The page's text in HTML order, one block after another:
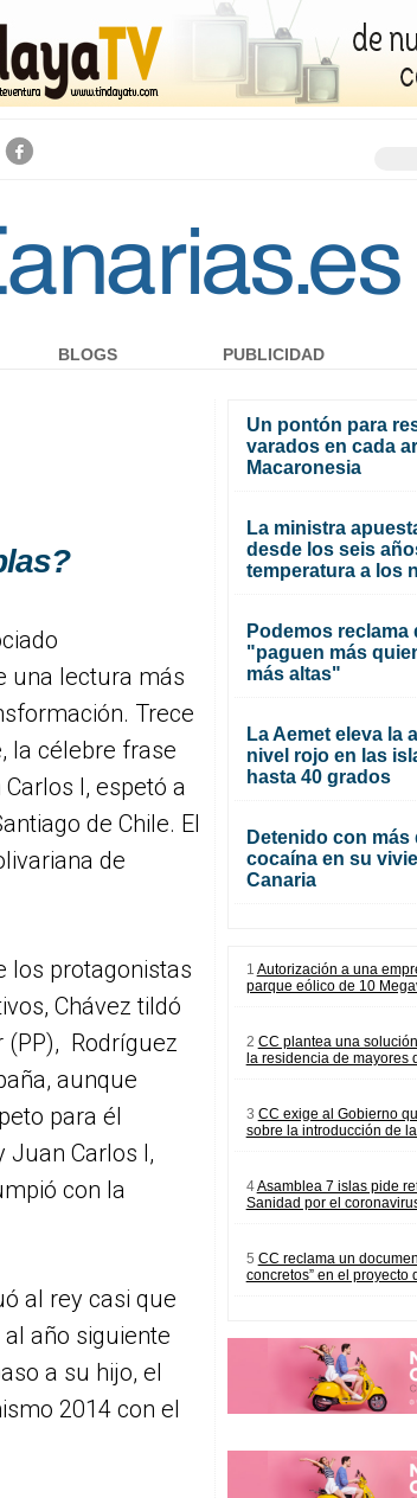
una lectura más
Trece
la célebre frase
I, espetó a
de Chile. El
de
los protagonistas
Chávez tildó
Rodríguez
aunque
para él
Juan Carlos I,
con la
al rey casi que
año siguiente
a su hijo, el
2014 con el
BLOGS PUBLICIDAD
Un pontón para
varados en cada
Macaronesia
La ministra
desde los seis
temperatura a los
Podemos reclama
"paguen más
más altas"
La Aemet eleva la
nivel rojo en las
hasta 40 grados
Detenido con más
cocaína en su
Canaria
1 Autorización a una
parque eólico de 10
2 CC plantea una
la residencia de mayores
3 CC exige al Gobierno
sobre la introducción de
4Asamblea 7 islas pide
Sanidad por el
5 CC reclama un
concretos” en el proyecto